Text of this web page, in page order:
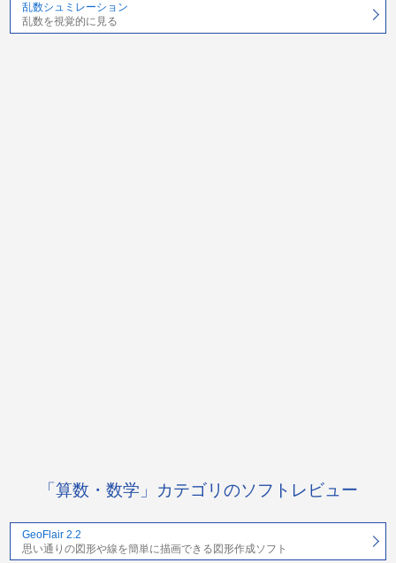
乱数シュミレーション
乱数を視覚的に見る
「算数・数学」カテゴリのソフトレビュー
GeoFlair 2.2
思い通りの図形や線を簡単に描画できる図形作成ソフト